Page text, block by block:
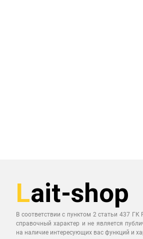
В соответствии с пунктом 2 статьи 437
справочный характер и не является
на наличие интересующих вас функций и